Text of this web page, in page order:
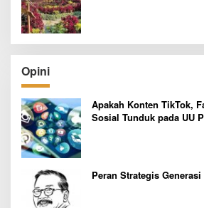
Opini
Apakah Konten TikTok,
Sosial Tunduk pada UU
Peran Strategis